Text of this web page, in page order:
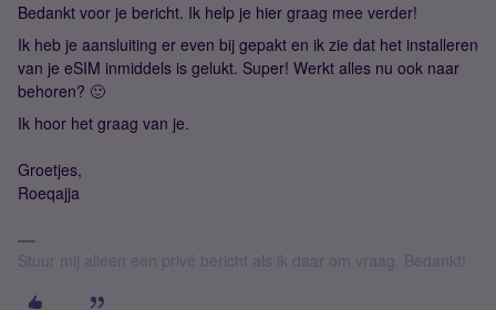
Bedankt voor je bericht. Ik help je hier graag mee verder!
Ik heb je aansluiting er even bij gepakt en ik zie dat het installeren
van je eSIM inmiddels is gelukt. Super! Werkt alles nu ook naar
behoren? 🙂
Ik hoor het graag van je.
Groetjes,
Roeqajja
Stuur mij alleen een privé bericht als ik daar om vraag. Bedankt!